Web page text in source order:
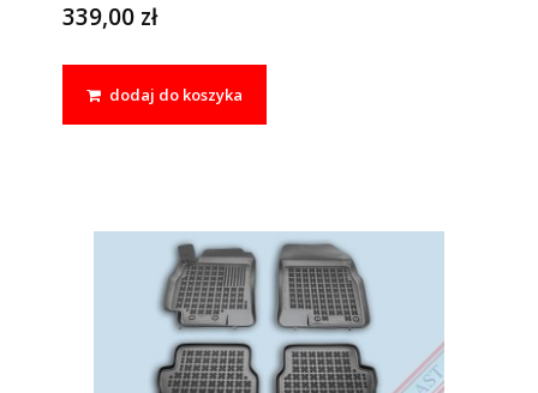
339,00 zł
dodaj do koszyka